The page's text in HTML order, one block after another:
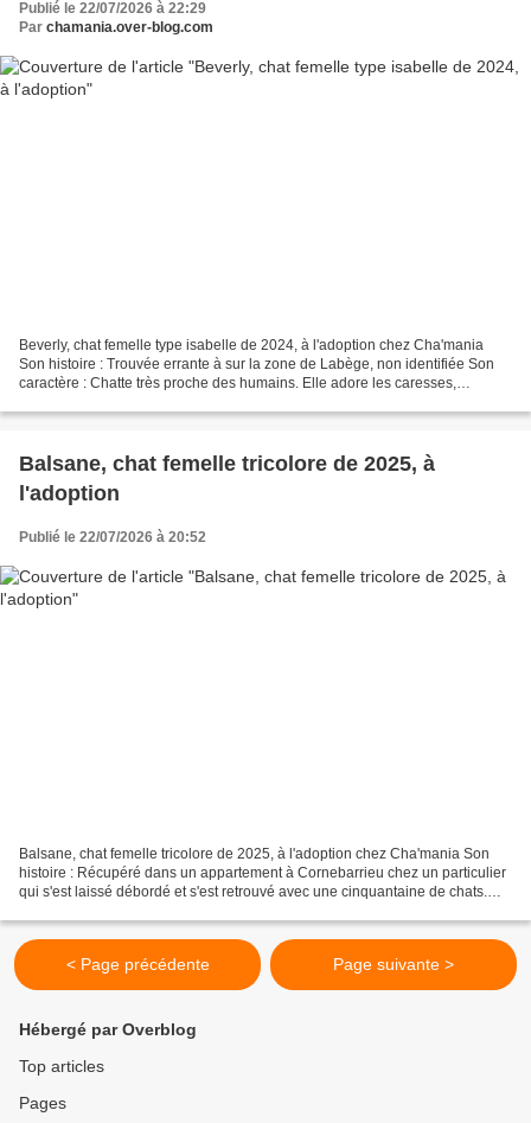
Publié le 22/07/2026 à 22:29
Par chamania.over-blog.com
Beverly, chat femelle type isabelle de 2024, à l'adoption chez Cha'mania
Son histoire : Trouvée errante à sur la zone de Labège, non identifiée Son
caractère : Chatte très proche des humains. Elle adore les caresses,
Balsane, chat femelle tricolore de 2025, à
l'adoption
Publié le 22/07/2026 à 20:52
Balsane, chat femelle tricolore de 2025, à l'adoption chez Cha'mania Son
histoire : Récupéré dans un appartement à Cornebarrieu chez un particulier
qui s'est laissé débordé et s'est retrouvé avec une cinquantaine de chats.
< Page précédente Page suivante >
Hébergé par Overblog
Top articles
Pages